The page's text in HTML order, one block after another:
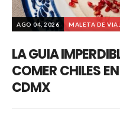
AGO 04, 2026 MALETA DE
LA GUIA
COMER CHILES
CDMX